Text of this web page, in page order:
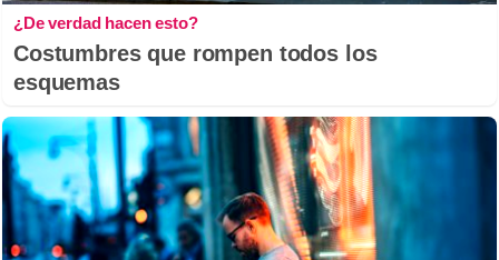
¿De verdad hacen esto?
Costumbres que rompen todos los
esquemas